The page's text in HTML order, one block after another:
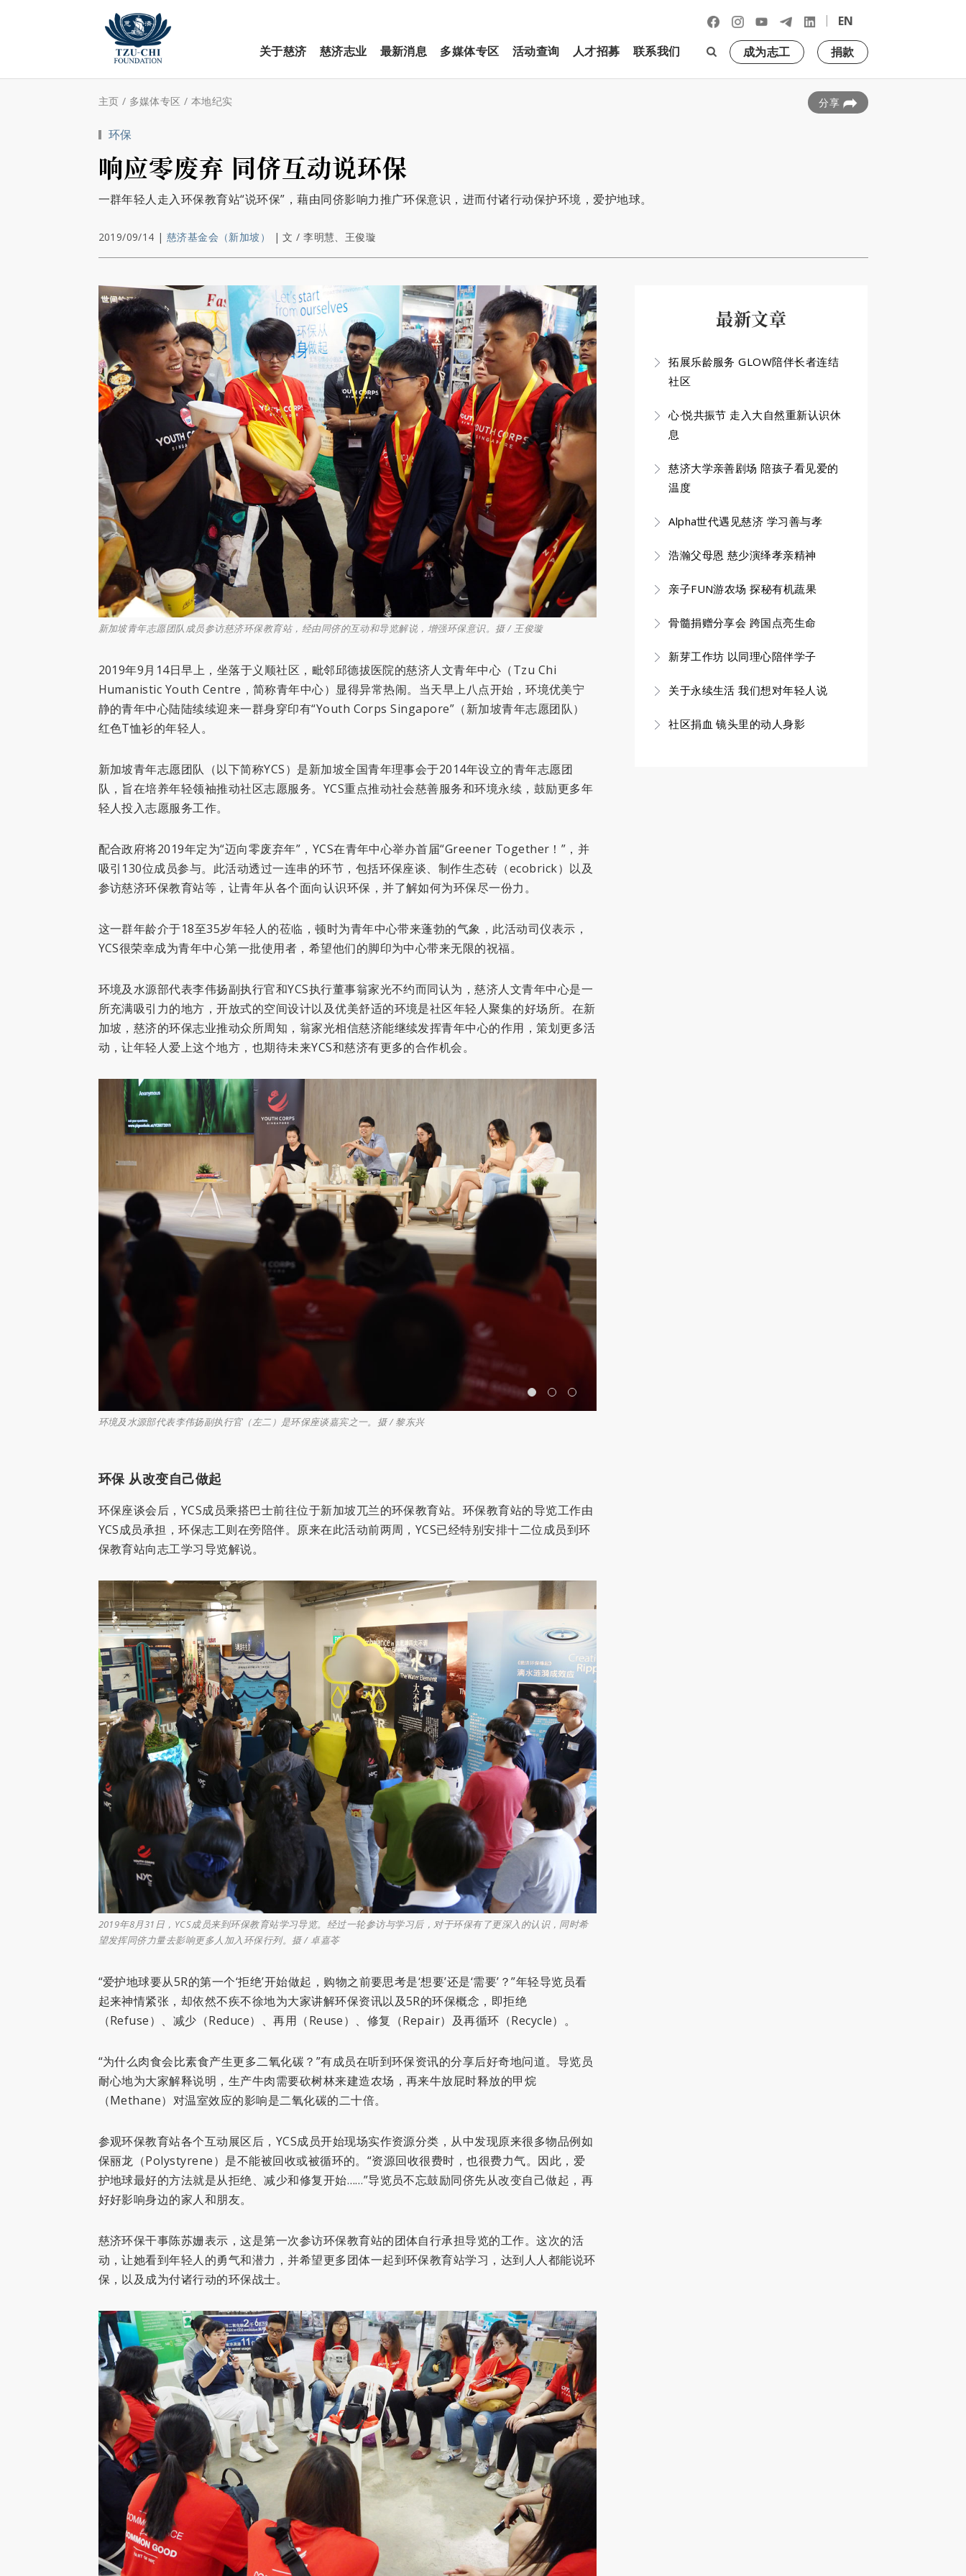
|
EN
关于慈济
慈济志业 最新消息 多媒体专区 活动查询 人才招募 联系我们 成为志工 捐款
主页 / 多媒体专区 / 本地纪实 分享
环保
响应零废弃 同侪互动说环保
一群年轻人走入环保教育站“说环保”，藉由同侪影响力推广环保意识，进而付诸行动保护环境，爱护地球。
2019/09/14 | 慈济基金会（新加坡） |文 / 李明慧、王俊璇
新加坡青年志愿团队成员参访慈济环保教育站，经由同侪的互动和导览解说，增强环保意识。摄 / 王俊璇
2019年9月14日早上，坐落于义顺社区，毗邻邱德拔医院的慈济人文青年中心（Tzu Chi
Humanistic Youth Centre，简称青年中心）显得异常热闹。当天早上八点开始，环境优美宁
静的青年中心陆陆续续迎来一群身穿印有“Youth Corps Singapore”（新加坡青年志愿团队）
红色T恤衫的年轻人。
新加坡青年志愿团队（以下简称YCS）是新加坡全国青年理事会于2014年设立的青年志愿团
队，旨在培养年轻领袖推动社区志愿服务。YCS重点推动社会慈善服务和环境永续，鼓励更多年
轻人投入志愿服务工作。
配合政府将2019年定为“迈向零废弃年”，YCS在青年中心举办首届“Greener Together！”，并
吸引130位成员参与。此活动透过一连串的环节，包括环保座谈、制作生态砖（ecobrick）以及
参访慈济环保教育站等，让青年从各个面向认识环保，并了解如何为环保尽一份力。
这一群年龄介于18至35岁年轻人的莅临，顿时为青年中心带来蓬勃的气象，此活动司仪表示，
YCS很荣幸成为青年中心第一批使用者，希望他们的脚印为中心带来无限的祝福。
环境及水源部代表李伟扬副执行官和YCS执行董事翁家光不约而同认为，慈济人文青年中心是一
所充满吸引力的地方，开放式的空间设计以及优美舒适的环境是社区年轻人聚集的好场所。在新
加坡，慈济的环保志业推动众所周知，翁家光相信慈济能继续发挥青年中心的作用，策划更多活
动，让年轻人爱上这个地方，也期待未来YCS和慈济有更多的合作机会。
环境及水源部代表李伟扬副执行官（左二）是环保座谈嘉宾之一。摄 / 黎东兴
环保 从改变自己做起
环保座谈会后，YCS成员乘搭巴士前往位于新加坡兀兰的环保教育站。环保教育站的导览工作由
YCS成员承担，环保志工则在旁陪伴。原来在此活动前两周，YCS已经特别安排十二位成员到环
保教育站向志工学习导览解说。
2019年8月31日，YCS成员来到环保教育站学习导览。经过一轮参访与学习后，对于环保有了更深入的认识，同时希
望发挥同侪力量去影响更多人加入环保行列。摄 / 卓嘉苓
“爱护地球要从5R的第一个‘拒绝’开始做起，购物之前要思考是‘想要’还是‘需要’？”年轻导览员看
起来神情紧张，却依然不疾不徐地为大家讲解环保资讯以及5R的环保概念，即拒绝
（Refuse）、 减少（Reduce）、再用（Reuse）、修复（Repair）及再循环（Recycle）。
“为什么肉食会比素食产生更多二氧化碳？”有成员在听到环保资讯的分享后好奇地问道。导览员
耐心地为大家解释说明，生产牛肉需要砍树林来建造农场，再来牛放屁时释放的甲烷
（Methane）对温室效应的影响是二氧化碳的二十倍。
参观环保教育站各个互动展区后，YCS成员开始现场实作资源分类，从中发现原来很多物品例如
保丽龙（Polystyrene）是不能被回收或被循环的。“资源回收很费时，也很费力气。因此，爱
护地球最好的方法就是从拒绝、减少和修复开始……”导览员不忘鼓励同侪先从改变自己做起，再
好好影响身边的家人和朋友。
慈济环保干事陈苏姗表示，这是第一次参访环保教育站的团体自行承担导览的工作。这次的活
动，让她看到年轻人的勇气和潜力，并希望更多团体一起到环保教育站学习，达到人人都能说环
保，以及成为付诸行动的环保战士。
最新文章
拓展乐龄服务 GLOW陪伴长者连结
社区
心·悦共振节 走入大自然重新认识休
息
慈济大学亲善剧场 陪孩子看见爱的
温度
Alpha世代遇见慈济 学习善与孝
浩瀚父母恩 慈少演绎孝亲精神
亲子FUN游农场 探秘有机蔬果
骨髓捐赠分享会 跨国点亮生命
新芽工作坊 以同理心陪伴学子
关于永续生活 我们想对年轻人说
社区捐血 镜头里的动人身影